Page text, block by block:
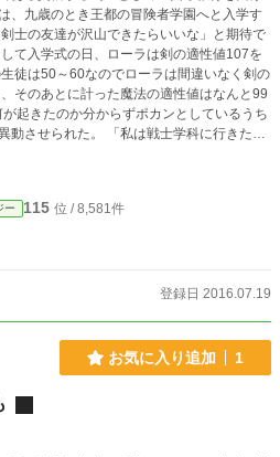
、九歳のとき王都の冒険者学園へと入学す
士の友達が沢山できたらいいな」と期待で
て入学式の日、ローラは剣の適性値107を
徒は50～60なのでローラは間違いなく剣の
そのあとに計った魔法の適性値はなんと99
起きたのか分からずポカンとしているうち
動させられた。 「私は戦士学科に行きたい
自分の意志とは裏腹に超天才っぷりを発揮
ー 115 位 / 8,581件
登録日 2016.07.19
お気に入り追加 1